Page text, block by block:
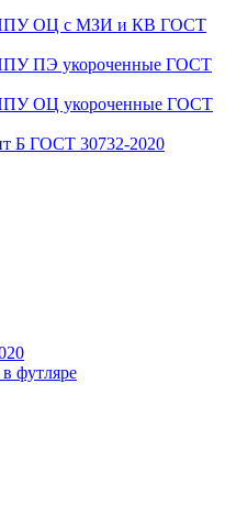
ППУ ОЦ с МЗИ и КВ ГОСТ
ПЭ укороченные ГОСТ
ОЦ укороченные ГОСТ
Б ГОСТ 30732-2020
футляре